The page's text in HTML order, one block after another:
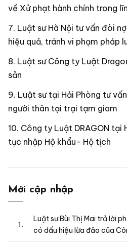
về Xử phạt hành chính trong
Luật sư Hà Nội tư vấn đòi
hiệu quả, tránh vi phạm pháp
Luật sư Công ty Luật
sản
Luật sư tại Hải Phòng tư
người thân tại trại tạm giam
Công ty Luật DRAGON tại
tục nhập Hộ khẩu- Hộ tịch
Mới cập nhập
Luật sư Bùi Thị Mai trả lời
có dấu hiệu lừa đảo của